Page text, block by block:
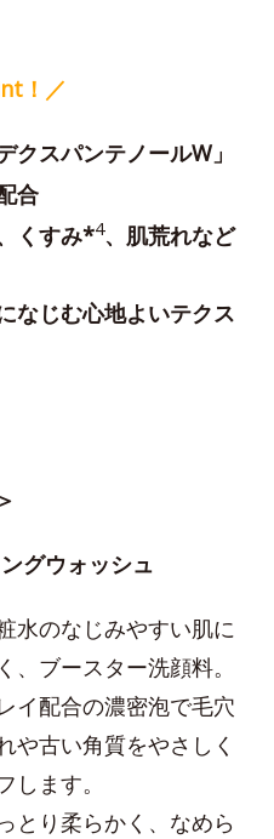
！／
クスパンテノールW」
合
くすみ*4、肌荒れなど
なじむ心地よいテクス
グウォッシュ
水のなじみやすい肌に
、ブースター洗顔料。
イ配合の濃密泡で毛穴
や古い角質をやさしく
します。
とり柔らかく、なめら